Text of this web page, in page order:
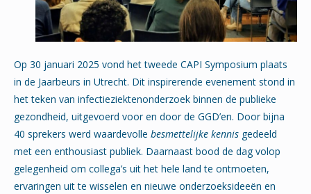
Op 30 januari 2025 vond het tweede CAPI Symposium plaats
in de Jaarbeurs in Utrecht. Dit inspirerende evenement stond in
het teken van infectieziektenonderzoek binnen de publieke
gezondheid, uitgevoerd voor en door de GGD’en. Door bijna
40 sprekers werd waardevolle besmettelijke kennis gedeeld
met een enthousiast publiek. Daarnaast bood de dag volop
gelegenheid om collega’s uit het hele land te ontmoeten,
ervaringen uit te wisselen en nieuwe onderzoeksideeën en